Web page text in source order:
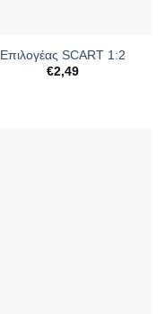
Επιλογέας SCART 1:2
€2,49